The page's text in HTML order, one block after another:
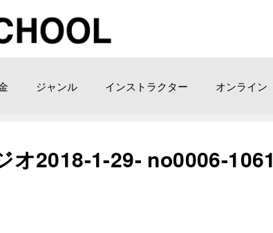
ジャンル インストラクター オンライン
オ2018-1-29- no0006-1061